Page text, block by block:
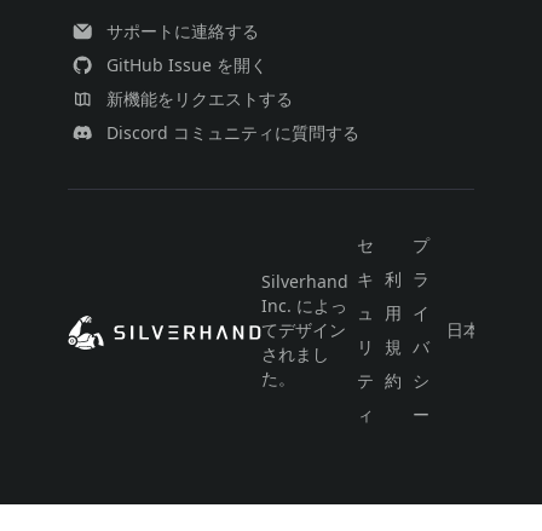
サポートに連絡する
GitHub Issue を開く
新機能をリクエストする
Discord コミュニティに質問する
Silverhand
Inc. によっ
てデザイン
されまし
た。
セ
キ
ュ
リ
テ
ィ
利
用
規
約
プ
ラ
イ
バ
シ
ー
日本語